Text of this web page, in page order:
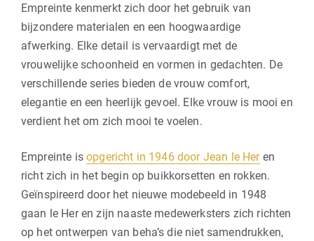
Empreinte kenmerkt zich door het gebruik van
bijzondere materialen en een hoogwaardige
afwerking. Elke detail is vervaardigt met de
vrouwelijke schoonheid en vormen in gedachten. De
verschillende series bieden de vrouw comfort,
elegantie en een heerlijk gevoel. Elke vrouw is mooi en
verdient het om zich mooi te voelen.
Empreinte isopgericht in 1946 door Jean le Heren
richt zich in het begin op buikkorsetten en rokken.
Geïnspireerd door het nieuwe modebeeld in 1948
gaan le Her en zijn naaste medewerksters zich richten
op het ontwerpen van beha’s die niet samendrukken,